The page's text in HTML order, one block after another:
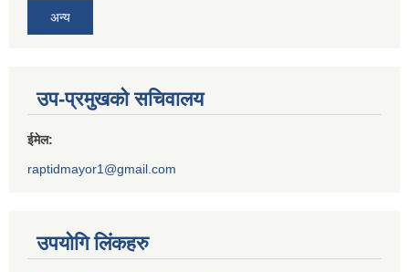
अन्य
उप-प्रमुखको सचिवालय
ईमेल:
raptidmayor1@gmail.com
उपयोगि लिंकहरु